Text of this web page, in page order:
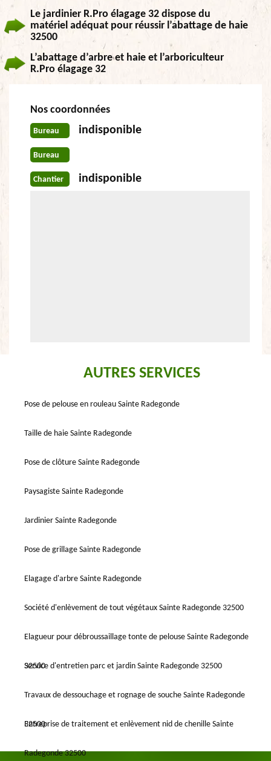
Le jardinier R.Pro élagage 32 dispose du
matériel adéquat pour réussir l’abattage de haie
32500
L’abattage d’arbre et haie et l’arboriculteur
R.Pro élagage 32
Nos coordonnées
Bureau indisponible
Bureau
Chantier indisponible
AUTRES SERVICES
Pose de pelouse en rouleau Sainte Radegonde
Taille de haie Sainte Radegonde
Pose de clôture Sainte Radegonde
Paysagiste Sainte Radegonde
Jardinier Sainte Radegonde
Pose de grillage Sainte Radegonde
Elagage d'arbre Sainte Radegonde
Société d'enlèvement de tout végétaux Sainte Radegonde 32500
Elagueur pour débroussaillage tonte de pelouse Sainte Radegonde
32500
Service d'entretien parc et jardin Sainte Radegonde 32500
Travaux de dessouchage et rognage de souche Sainte Radegonde
32500
Entreprise de traitement et enlèvement nid de chenille Sainte
Radegonde 32500